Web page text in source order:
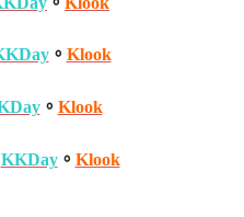
。 Klook
。 Klook
KKDay。 Klook